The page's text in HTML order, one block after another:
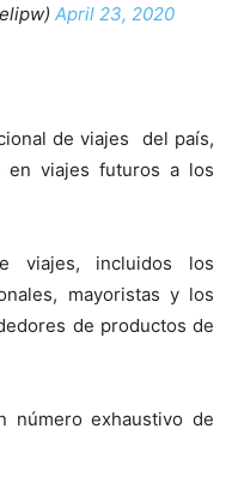
April 23, 2020
de viajes del país,
viajes futuros a los
viajes, incluidos los
mayoristas y los
de productos de
número exhaustivo de